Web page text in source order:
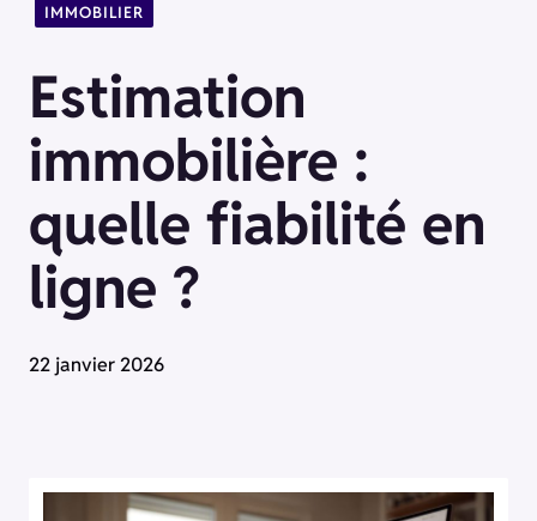
IMMOBILIER
Estimation
immobilière :
quelle fiabilité en
ligne ?
22 janvier 2026